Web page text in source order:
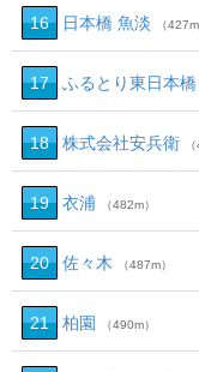
16 日本橋 魚淡 （427m
17 ふるとり東日本橋
18 株式会社安兵衛
19 衣浦 （482m）
20 佐々木 （487m）
21 柏園 （490m）